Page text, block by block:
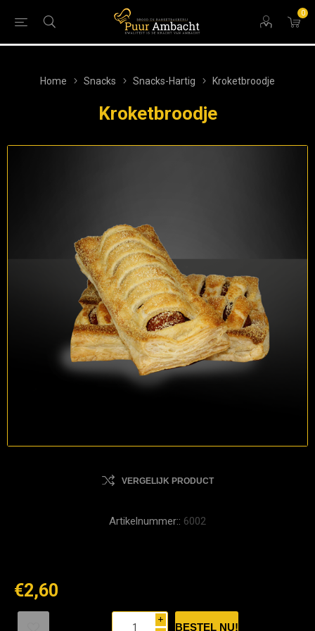
0
Home Snacks Snacks-Hartig Kroketbroodje
Kroketbroodje
VERGELIJK PRODUCT
Artikelnummer:: 6002
€2,60
i